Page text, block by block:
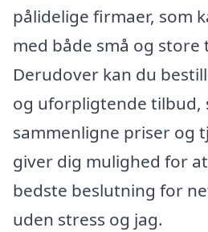
pålidelige firmaer, som
med både små og store
Derudover kan du
og uforpligtende tilbud,
sammenligne priser og
giver dig mulighed for
bedste beslutning for
uden stress og jag.